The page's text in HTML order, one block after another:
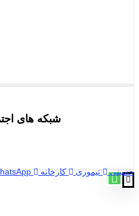
شبکه های
حسینی تیموری کارخانه